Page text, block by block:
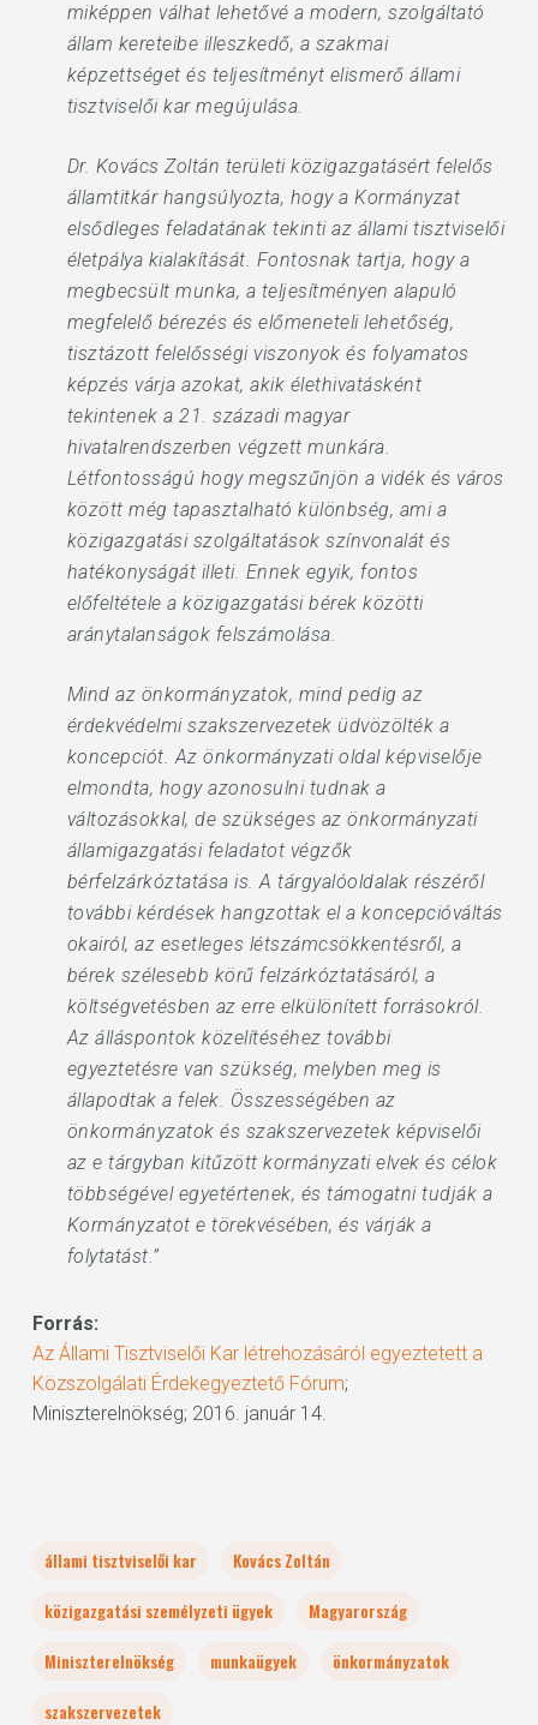
miképpen válhat lehetővé a modern, szolgáltató
állam kereteibe illeszkedő, a szakmai
képzettséget és teljesítményt elismerő állami
tisztviselői kar megújulása.
Dr. Kovács Zoltán területi közigazgatásért felelős
államtitkár hangsúlyozta, hogy a Kormányzat
elsődleges feladatának tekinti az állami tisztviselői
életpálya kialakítását. Fontosnak tartja, hogy a
megbecsült munka, a teljesítményen alapuló
megfelelő bérezés és előmeneteli lehetőség,
tisztázott felelősségi viszonyok és folyamatos
képzés várja azokat, akik élethivatásként
tekintenek a 21. századi magyar
hivatalrendszerben végzett munkára.
Létfontosságú hogy megszűnjön a vidék és város
között még tapasztalható különbség, ami a
közigazgatási szolgáltatások színvonalát és
hatékonyságát illeti. Ennek egyik, fontos
előfeltétele a közigazgatási bérek közötti
aránytalanságok felszámolása.
Mind az önkormányzatok, mind pedig az
érdekvédelmi szakszervezetek üdvözölték a
koncepciót. Az önkormányzati oldal képviselője
elmondta, hogy azonosulni tudnak a
változásokkal, de szükséges az önkormányzati
államigazgatási feladatot végzők
bérfelzárkóztatása is. A tárgyalóoldalak részéről
további kérdések hangzottak el a koncepcióváltás
okairól, az esetleges létszámcsökkentésről, a
bérek szélesebb körű felzárkóztatásáról, a
költségvetésben az erre elkülönített forrásokról.
Az álláspontok közelítéséhez további
egyeztetésre van szükség, melyben meg is
állapodtak a felek. Összességében az
önkormányzatok és szakszervezetek képviselői
az e tárgyban kitűzött kormányzati elvek és célok
többségével egyetértenek, és támogatni tudják a
Kormányzatot e törekvésében, és várják a
folytatást.”
Forrás:
Az Állami Tisztviselői Kar létrehozásáról egyeztetett a
Közszolgálati Érdekegyeztető Fórum;
Miniszterelnökség; 2016. január 14.
állami tisztviselői kar
Kovács Zoltán
közigazgatási személyzeti ügyek
Magyarország
Miniszterelnökség
munkaügyek
önkormányzatok
szakszervezetek